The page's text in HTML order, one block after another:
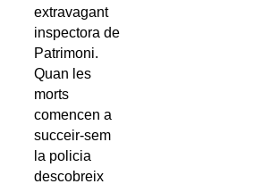
extravagant
inspectora de
Patrimoni.
Quan les
morts
comencen a
succeir-sem
la policia
descobreix